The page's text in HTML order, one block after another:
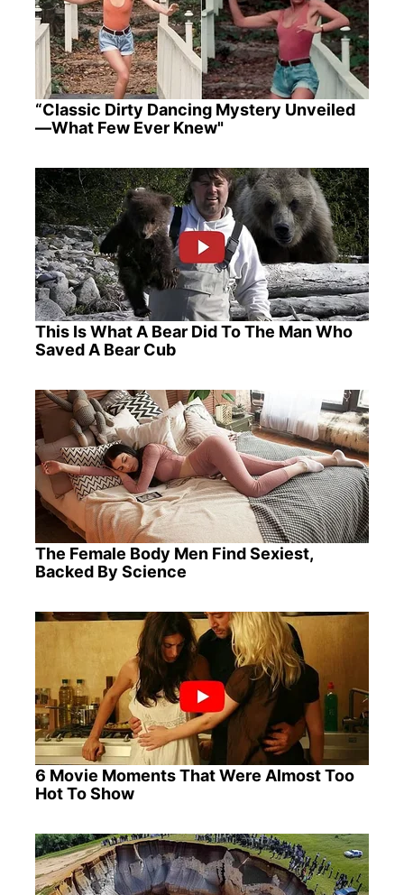
“Classic Dirty Dancing Mystery Unveiled
—What Few Ever Knew"
This Is What A Bear Did To The Man Who
Saved A Bear Cub
The Female Body Men Find Sexiest,
Backed By Science
6 Movie Moments That Were Almost Too
Hot To Show